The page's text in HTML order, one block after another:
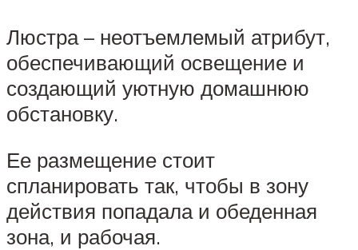
Люстра – неотъемлемый атрибут,
обеспечивающий освещение и
создающий уютную домашнюю
обстановку.
Ее размещение стоит
спланировать так, чтобы в зону
действия попадала и обеденная
зона, и рабочая.